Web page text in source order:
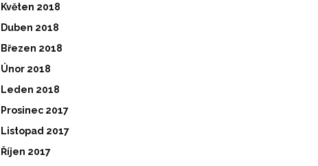
Květen 2018
Duben 2018
Březen 2018
Únor 2018
Leden 2018
Prosinec 2017
Listopad 2017
Říjen 2017